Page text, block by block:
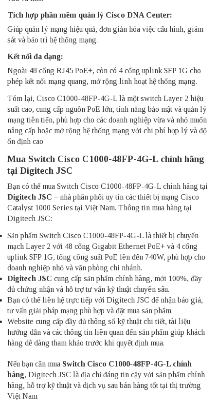
Tích hợp phần mềm quản lý Cisco DNA Center:
Giúp quản lý mạng hiệu quả, đơn giản hóa việc cấu hình, giám
sát và bảo trì hệ thống mạng.
Kết nối đa dạng:
Ngoài 48 cổng RJ45 PoE+, còn có 4 cổng uplink SFP 1G cho
phép kết nối mạng quang, mở rộng linh hoạt hệ thống mạng.
Tóm lại, Cisco C1000-48FP-4G-L là một switch Layer 2 hiệu
suất cao, cung cấp nguồn PoE lớn, tính năng bảo mật và quản lý
mạng tiên tiến, phù hợp cho các doanh nghiệp vừa và nhỏ muốn
nâng cấp hoặc mở rộng hệ thống mạng với chi phí hợp lý và độ
ổn định cao
Mua Switch Cisco C1000-48FP-4G-L chính hãng
tại Digitech JSC
Bạn có thể mua Switch Cisco C1000-48FP-4G-L chính hãng tại
Digitech JSC – nhà phân phối uy tín các thiết bị mạng Cisco
Catalyst 1000 Series tại Việt Nam. Thông tin mua hàng tại
Digitech JSC:
Sản phẩm Switch Cisco C1000-48FP-4G-L là thiết bị chuyển
mạch Layer 2 với 48 cổng Gigabit Ethernet PoE+ và 4 cổng
uplink SFP 1G, tổng công suất PoE lên đến 740W, phù hợp cho
doanh nghiệp nhỏ và văn phòng chi nhánh.
Digitech JSC cung cấp sản phẩm chính hãng, mới 100%, đầy
đủ chứng nhận và hỗ trợ tư vấn kỹ thuật chuyên sâu.
Bạn có thể liên hệ trực tiếp với Digitech JSC để nhận báo giá,
tư vấn giải pháp mạng phù hợp và đặt mua sản phẩm.
Website cung cấp đầy đủ thông số kỹ thuật chi tiết, tài liệu
hướng dẫn và các thông tin liên quan đến sản phẩm giúp khách
hàng dễ dàng tham khảo trước khi quyết định mua.
Nếu bạn cần mua Switch Cisco C1000-48FP-4G-L chính
hãng, Digitech JSC là địa chỉ đáng tin cậy với sản phẩm chính
hãng, hỗ trợ kỹ thuật và dịch vụ sau bán hàng tốt tại thị trường
Việt Nam